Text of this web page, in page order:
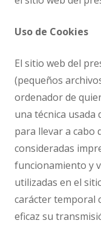
Uso de Cookies
El sitio web del
(pequeños
ordenador de
una técnica
para llevar a cabo
consideradas
funcionamiento y
utilizadas en el
carácter temporal
eficaz su